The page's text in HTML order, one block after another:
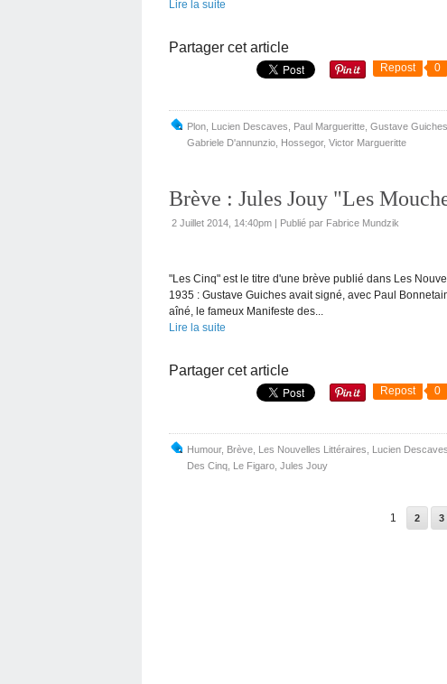
Lire la suite
Partager cet article
Repost 0
Plon Lucien Descaves Paul Margueritte Gustave Guiches
Gabriele D'annunzio Hossegor, Victor Margueritte
Brève : Jules Jouy "Les
2 Juillet 2014, 14:40pm | Publié par Fabrice Mundzik
"Les Cinq" est le titre d'une brève publié dans Les
1935 : Gustave Guiches avait signé, avec Paul
aîné, le fameux Manifeste des...
Lire la suite
Partager cet article
Repost 0
Humour, Brève Les Nouvelles Littéraires Lucien Descaves
Des Cinq Le Figaro Jules Jouy
1 2 3